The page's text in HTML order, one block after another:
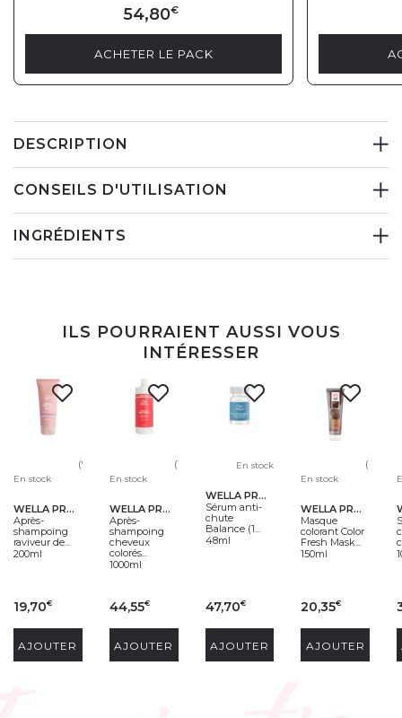
54,80€
ACHETER LE PACK
DESCRIPTION
CONSEILS D'UTILISATION
INGRÉDIENTS
ILS POURRAIENT AUSSI VOUS
INTÉRESSER
(98)
En stock
WELLA PROFESSIONALS
Après-
shampoing
raviveur de...
200ml
19,70€
AJOUTER
(177)
En stock
WELLA PROFESSIONALS
Après-
shampoing
cheveux
colorés...
1000ml
44,55€
AJOUTER
En stock
WELLA PROFESSIONALS
Sérum anti-
chute
Balance (1...
48ml
47,70€
AJOUTER
(447)
En stock
WELLA PROFESSIONALS
Masque
colorant Color
Fresh Mask...
150ml
20,35€
AJOUTER